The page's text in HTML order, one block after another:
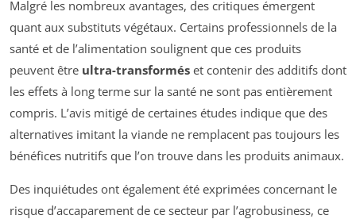
Malgré les nombreux avantages, des critiques émergent
quant aux substituts végétaux. Certains professionnels de la
santé et de l’alimentation soulignent que ces produits
peuvent être ultra-transformés et contenir des additifs dont
les effets à long terme sur la santé ne sont pas entièrement
compris. L’avis mitigé de certaines études indique que des
alternatives imitant la viande ne remplacent pas toujours les
bénéfices nutritifs que l’on trouve dans les produits animaux.
Des inquiétudes ont également été exprimées concernant le
risque d’accaparement de ce secteur par l’agrobusiness, ce